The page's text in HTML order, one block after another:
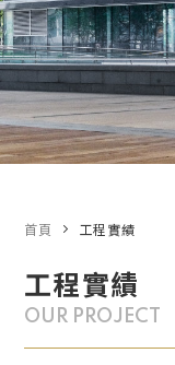
工程實績
OUR PROJECT
首頁 工程實績